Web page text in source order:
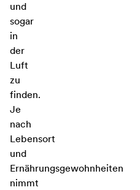
und
sogar
in
der
Luft
zu
finden.
Je
nach
Lebensort
und
Ernährungsgewohnheiten
nimmt